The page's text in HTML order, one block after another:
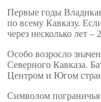
Первые годы
по всему Кавказу.
через несколько лет
Особо возросло
Северного Кавказа.
Центром и Югом
Символом пограничья